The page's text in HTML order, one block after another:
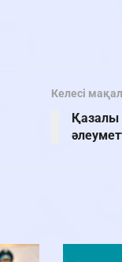
Келесі
Қазалы